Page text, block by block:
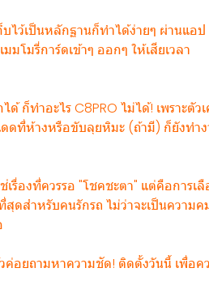
บไว้เป็นหลักฐานก็ทำได้ง่ายๆ ผ่านแ
มโมรี่การ์ดเข้าๆ ออกๆ ให้เสียเวลา
ด้ ก็ทำอะไร C8PRO ไม่ได้! เพราะ
ดที่ห้างหรือขับลุยหิมะ (ถ้ามี) ก็ยังทำง
รื่องที่ควรรอ "โชคชะตา" แต่คือการเ
ดสำหรับคนรักรถ ไม่ว่าจะเป็นความค
ค่อยถามหาความชัด! ติดตั้งวันนี้ เพื่อ